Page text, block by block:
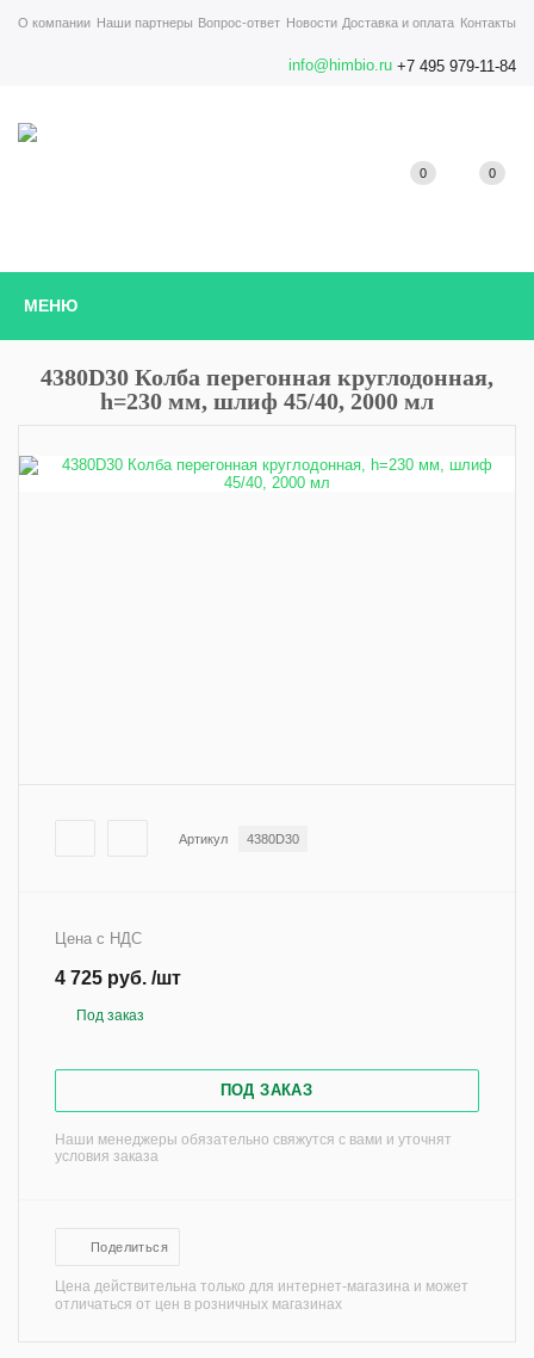
О компании Наши партнеры Вопрос-ответ Новости Доставка и оплата Контакты
info@himbio.ru +7 495 979-11-84
МЕНЮ
0 0
4380D30 Колба перегонная круглодонная,
h=230 мм, шлиф 45/40, 2000 мл
Артикул 4380D30
Цена с НДС
4 725 руб. /шт
Под заказ
ПОД ЗАКАЗ
Наши менеджеры обязательно свяжутся с вами и уточнят
условия заказа
Поделиться
Цена действительна только для интернет-магазина и может
отличаться от цен в розничных магазинах